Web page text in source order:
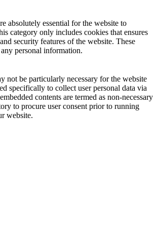
absolutely essential for the website to
category only includes cookies that ensures
security features of the website. These
personal information.
not be particularly necessary for the website
specifically to collect user personal data via
contents are termed as non-necessary
to procure user consent prior to running
website.